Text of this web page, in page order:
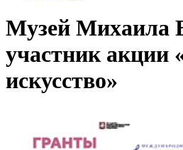
Музей Михаила
участник акции
искусство»